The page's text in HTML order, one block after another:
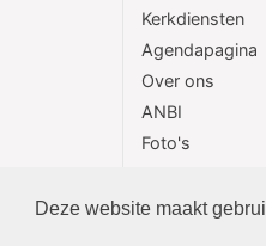
Deze website maakt
Kerkdiensten
Agendapagina
Over ons
ANBI
Foto's